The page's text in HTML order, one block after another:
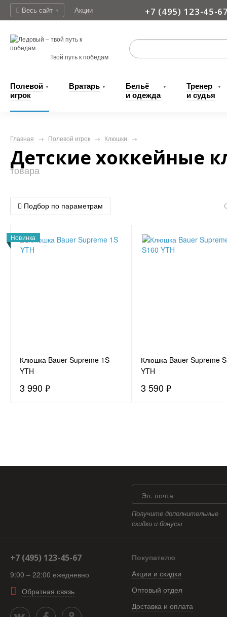
Весь сайт ▼
Акции
+7 (495) 123-45-
Твой путь к победам
Полевой
игрок
▼ Вратарь ▼
Бельё
и одежда
▼
Тренер
и судья
▼
Главная → Полевой игрок → Клюшки →
Детские хоккейные
товара
Подбор по параметрам
Новинка
Клюшка Bauer Supreme 1S
YTH
3 990₽
Клюшка Bauer Supreme
YTH
3 590₽
Эл. почта
Получите дополнительные
скидки и бонусы
+7 (495) 123-45-67
9:00 – 22:00 ежедневно
Обратная связь
Покупателю
Акции и скидки
Оптовый отдел
Доставка и оплата